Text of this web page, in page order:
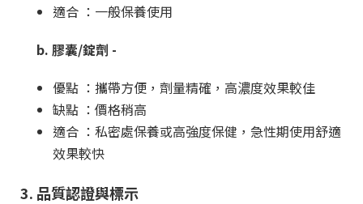
適合 ：一般保養使用
b. 膠囊/錠劑 -
優點 ：攜帶方便，劑量精確，高濃度效果較佳
缺點 ：價格稍高
適合 ：私密處保養或高強度保健，急性期使用舒適
效果較快
3. 品質認證與標示